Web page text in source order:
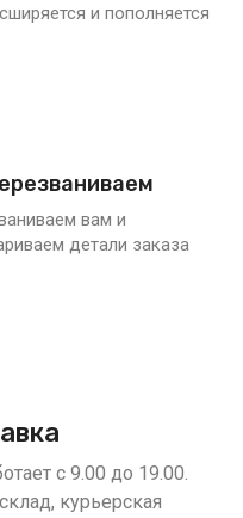
и пополняется
вам и
детали заказа
с 9.00 до 19.00.
курьерская